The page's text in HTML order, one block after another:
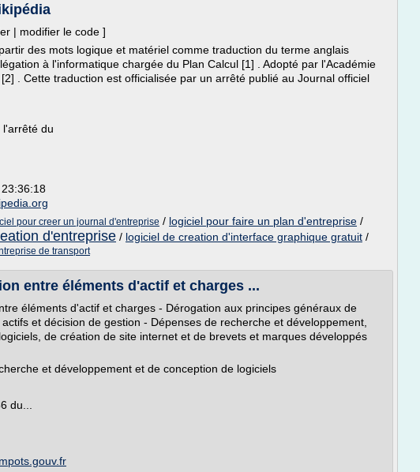
| modifier le code ]
des mots logique et matériel comme traduction du terme anglais
à l'informatique chargée du Plan Calcul [1] . Adopté par l'Académie
. Cette traduction est officialisée par un arrêté publié au Journal officiel
l'arrêté du
pour creer un journal d'entreprise / logiciel pour faire un plan d'entreprise /
d'entreprise / logiciel de creation d'interface graphique gratuit /
de transport
entre éléments d'actif et charges ...
éléments d'actif et charges - Dérogation aux principes généraux de
et décision de gestion - Dépenses de recherche et développement,
de création de site internet et de brevets et marques développés
et développement et de conception de logiciels
du...